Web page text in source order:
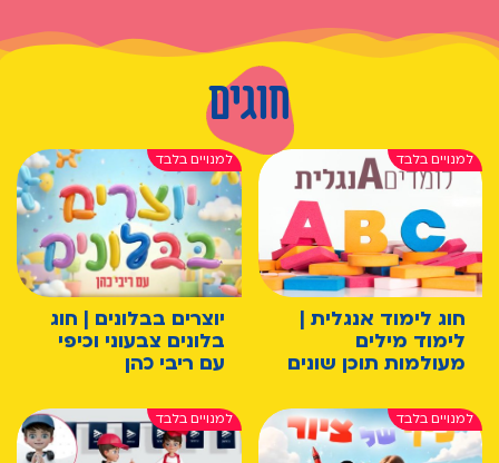
חוגים
חוג לימוד אנגלית |
לימוד מילים
מעולמות תוכן שונים
יוצרים בבלונים | חוג
בלונים צבעוני וכיפי
עם ריבי כהן